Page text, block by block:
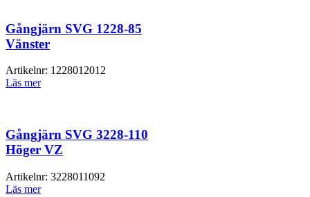
Gångjärn SVG 1228-85
Vänster
Artikelnr: 1228012012
Läs mer
Gångjärn SVG 3228-110
Höger VZ
Artikelnr: 3228011092
Läs mer